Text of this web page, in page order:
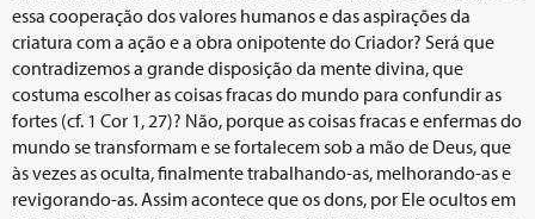
essa cooperação dos valores humanos e das aspirações da
criatura com a ação e a obra onipotente do Criador? Será que
contradizemos a grande disposição da mente divina, que
costuma escolher as coisas fracas do mundo para confundir as
fortes (cf. 1 Cor 1, 27)? Não, porque as coisas fracas e enfermas do
mundo se transformam e se fortalecem sob a mão de Deus, que
às vezes as oculta, finalmente trabalhando-as, melhorando-as e
revigorando-as. Assim acontece que os dons, por Ele ocultos em